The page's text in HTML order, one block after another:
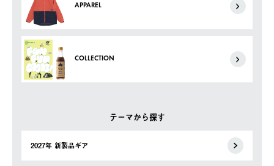
APPAREL
COLLECTION
テーマから探す
2027年 新製品ギア